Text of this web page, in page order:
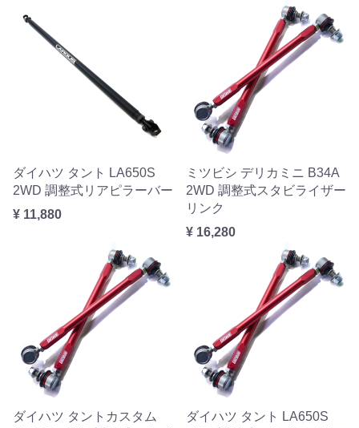
ダイハツ タント LA650S
2WD 調整式リアピラーバー
¥ 11,880
ミツビシ デリカミニ B34A
2WD 調整式スタビライザー
リンク
¥ 16,280
ダイハツ タントカスタム
ダイハツ タント LA650S